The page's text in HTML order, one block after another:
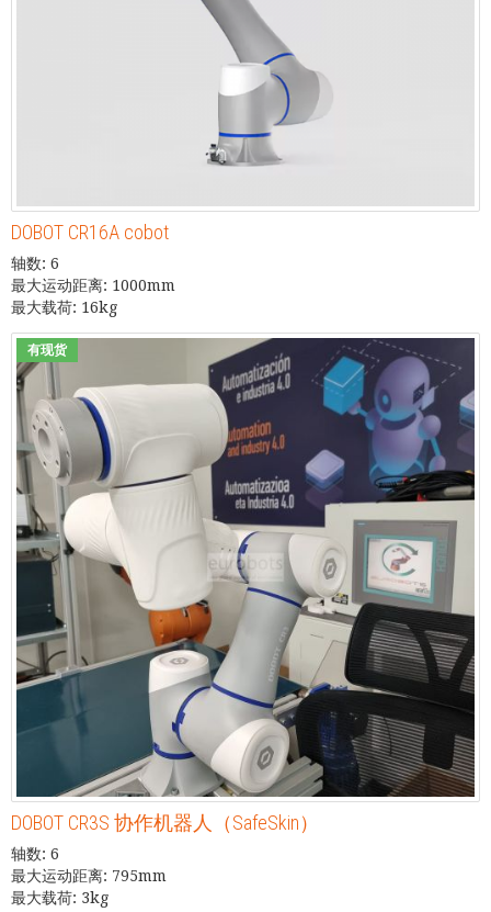
DOBOT CR16A cobot
轴数: 6
最大运动距离: 1000mm
最大载荷: 16kg
有现货
DOBOT CR3S 协作机器人（SafeSkin）
轴数: 6
最大运动距离: 795mm
最大载荷: 3kg